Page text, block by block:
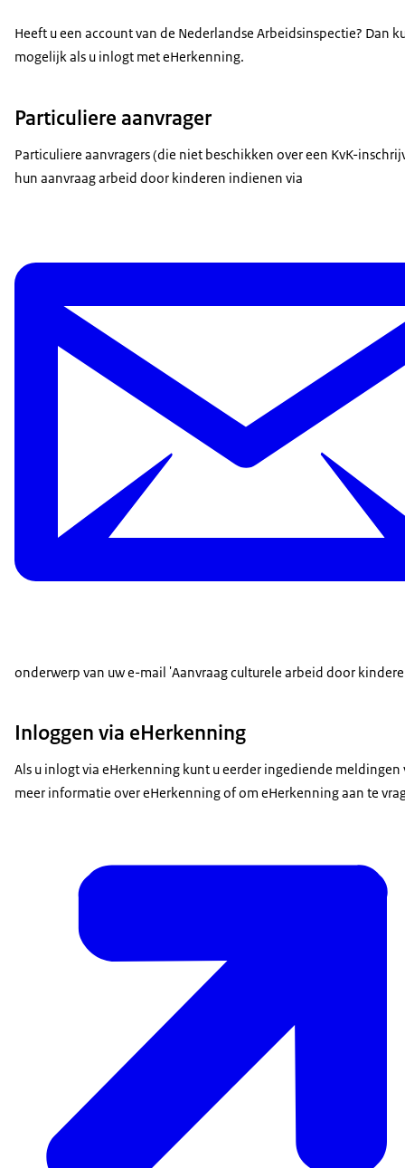
Heeft u een account van de Nederlandse Arbeidsinspectie? Dan
mogelijk als u inlogt met eHerkenning.
Particuliere aanvrager
Particuliere aanvragers (die niet beschikken over een KvK-
hun aanvraag arbeid door kinderen indienen via
onderwerp van uw e-mail 'Aanvraag culturele arbeid door
Inloggen via eHerkenning
Als u inlogt via eHerkenning kunt u eerder ingediende
meer informatie over eHerkenning of om eHerkenning aan te